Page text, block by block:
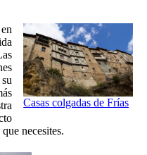
Casas colgadas de Frías
necesites.